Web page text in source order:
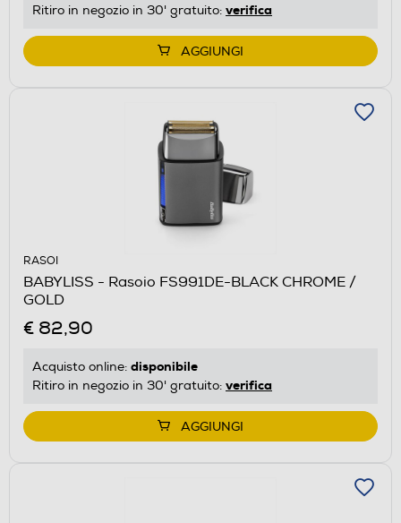
Ritiro in negozio in 30' gratuito: verifica
AGGIUNGI
RASOI
BABYLISS - Rasoio FS991DE-BLACK CHROME /
GOLD
€ 82,90
Acquisto online: disponibile
Ritiro in negozio in 30' gratuito: verifica
AGGIUNGI